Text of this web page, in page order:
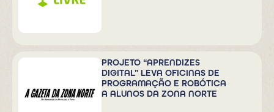
PROJETO “APRENDIZES
DIGITAL” LEVA OFICINAS DE
PROGRAMAÇÃO E ROBÓTICA
A ALUNOS DA ZONA NORTE